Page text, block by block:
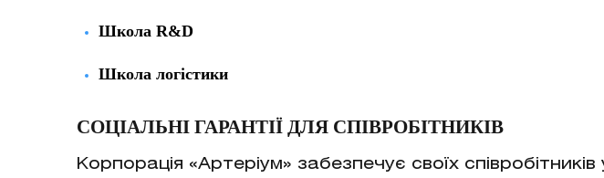
Школа R&D
Школа логістики
СОЦІАЛЬНІ ГАРАНТІЇ ДЛЯ СПІВРОБІТНИКІВ
Корпорація «Артеріум» забезпечує своїх